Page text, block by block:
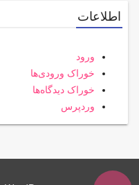
اطلاعات
ورود
خوراک ورودی‌ها
خوراک دیدگاه‌ها
وردپرس